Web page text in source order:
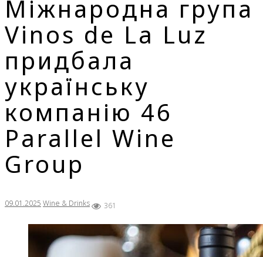
Міжнародна група
Vinos de La Luz
придбала
українську
компанію 46
Parallel Wine
Group
09.01.2025 Wine & Drinks 361